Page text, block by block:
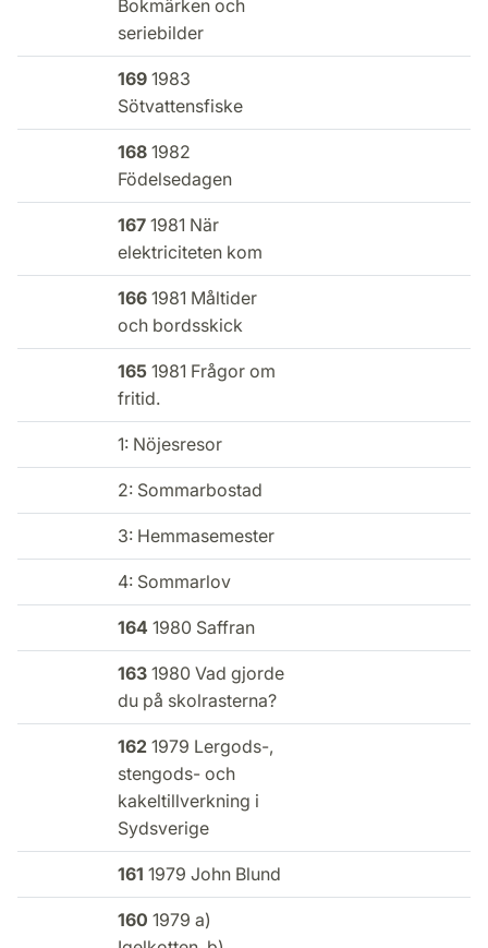
Bokmärken och
seriebilder
169 1983
Sötvattensfiske
168 1982
Födelsedagen
167 1981 När
elektriciteten kom
166 1981 Måltider
och bordsskick
165 1981 Frågor om
fritid.
1: Nöjesresor
2: Sommarbostad
3: Hemmasemester
4: Sommarlov
164 1980 Saffran
163 1980 Vad gjorde
du på skolrasterna?
162 1979 Lergods-,
stengods- och
kakeltillverkning i
Sydsverige
161 1979 John Blund
160 1979 a)